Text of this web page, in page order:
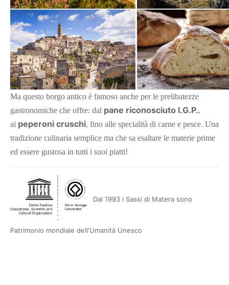
Ma questo borgo antico è famoso anche per le prelibatezze
gastronomiche che offre: dal pane riconosciuto I.G.P.,
ai peperoni cruschi, fino alle specialità di carne e pesce. Una
tradizione culinaria semplice ma che sa esaltare le materie prime
ed essere gustosa in tutti i suoi piatti!
Dal 1993 i Sassi di Matera sono
Patrimonio mondiale dell'Umanità Unesco